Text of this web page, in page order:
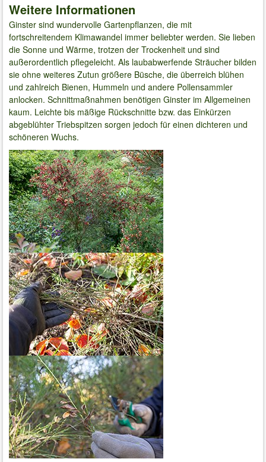
Weitere Informationen
Ginster sind wundervolle Gartenpflanzen, die mit
fortschreitendem Klimawandel immer beliebter werden. Sie lieben
die Sonne und Wärme, trotzen der Trockenheit und sind
außerordentlich pflegeleicht. Als laubabwerfende Sträucher bilden
sie ohne weiteres Zutun größere Büsche, die überreich blühen
und zahlreich Bienen, Hummeln und andere Pollensammler
anlocken. Schnittmaßnahmen benötigen Ginster im Allgemeinen
kaum. Leichte bis mäßige Rückschnitte bzw. das Einkürzen
abgeblühter Triebspitzen sorgen jedoch für einen dichteren und
schöneren Wuchs.